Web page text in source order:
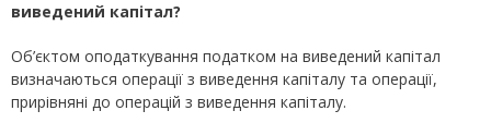
виведений капітал?
Об’єктом оподаткування податком на виведений капітал
визначаються операції з виведення капіталу та операції,
прирівняні до операцій з виведення капіталу.